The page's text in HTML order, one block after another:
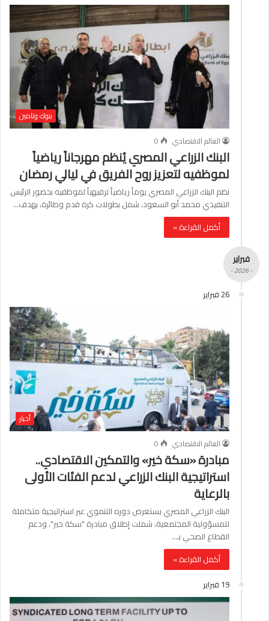
بنوك وتامين
العالم الاقتصادي
0
البنك الزراعي المصري يُنظم مهرجاناً رياضياً
لموظفيه لتعزيز روح الفريق في ليالي رمضان
نظم البنك الزراعي المصري يوماً رياضياً ترفيهياً لموظفيه بحضور الرئيس
التنفيذي محمد أبو السعود، شمل بطولات كرة قدم وطائرة، بهدف…
أكمل القراءة »
فبراير
- 2026 -
26 فبراير
أخبار
العالم الاقتصادي
0
مبادرة «سكة خير» والتمكين الاقتصادي..
استراتيجية البنك الزراعي لدعم الفئات الأولى
بالرعاية
البنك الزراعي المصري يستعرض دوره التنموي عبر استراتيجية متكاملة
للمسؤولية المجتمعية، شملت إطلاق مبادرة "سكة خير"، ودعم
القطاع الصحي بـ…
أكمل القراءة »
19 فبراير